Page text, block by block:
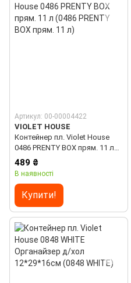
Артикул: 00-00004422
VIOLET HOUSE
Контейнер пл. Violet House
0486 PRENTY BOX прям. 11 л
(0486 PRENTY BOX прям. 11 л)
489 ₴
В наявності
Купити!